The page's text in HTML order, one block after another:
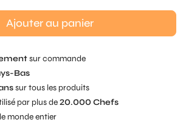
Ajouter au panier
sur commande
Bas
sur tous les produits
par plus de20.000 Chefs
monde entier